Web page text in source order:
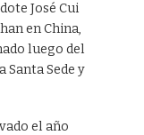
José Cui
en China,
luego del
Sede y
el año